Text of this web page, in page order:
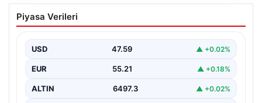
FED faiz kararı ne zaman açıklanacak?
Nisan ayı faiz beklentisi belli oldu
Piyasa Verileri
USD 47.59 ▲ +0.02%
EUR 55.21 ▲ +0.18%
ALTIN 6497.3 ▲ +0.02%